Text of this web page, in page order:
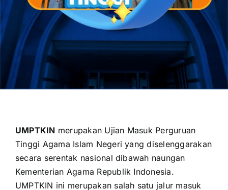
UMPTKIN merupakan Ujian Masuk Perguruan
Tinggi Agama Islam Negeri yang diselenggarakan
secara serentak nasional dibawah naungan
Kementerian Agama Republik Indonesia.
UMPTKIN ini merupakan salah satu jalur masuk